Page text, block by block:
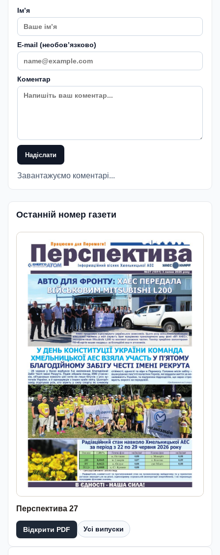
Імʼя
E-mail (необовʼязково)
Коментар
Надіслати
Завантажуємо коментарі...
Останній номер газети
Перспектива 27
Відкрити PDF Усі випуски